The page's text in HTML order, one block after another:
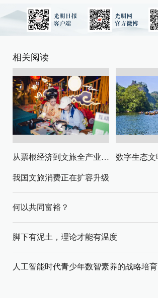
相关阅读
从票根经济到文旅全产业链升级
我国文旅消费正在扩容升级
何以共同富裕？
脚下有泥土，理论才能有温度
人工智能时代青少年数智素养的战略培育